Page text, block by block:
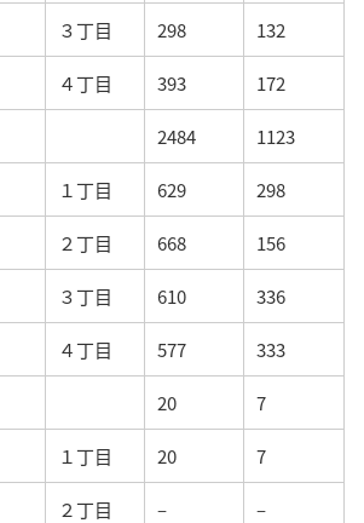
３丁目 298 132
４丁目 393 172
2484 1123
１丁目 629 298
２丁目 668 156
３丁目 610 336
４丁目 577 333
20 7
１丁目 20 7
２丁目 – –